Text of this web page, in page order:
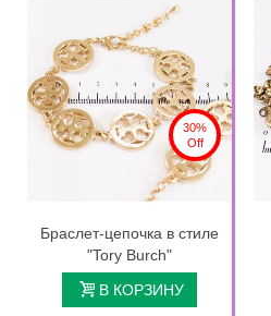
30%
Off
Браслет-цепочка в стиле
"Tory Burch"
В КОРЗИНУ